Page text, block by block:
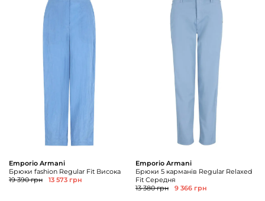
Emporio Armani
Брюки fashion Regular Fit Висока
19 390 грн
13 573 грн
Emporio Armani
Брюки 5 карманів Regular Relaxed
Fit Середня
13 380 грн
9 366 грн